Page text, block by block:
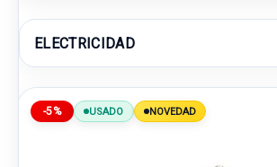
ELECTRICIDAD
-5% USADO NOVEDAD